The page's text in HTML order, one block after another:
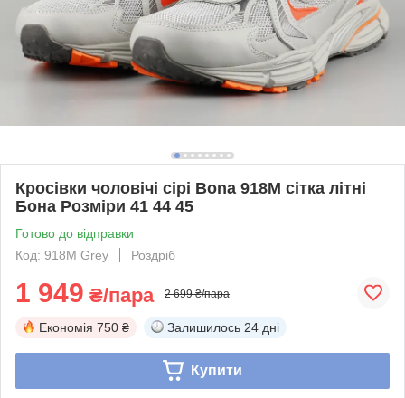
Кросівки чоловічі сірі Bona 918M сітка літні
Бона Розміри 41 44 45
Готово до відправки
Код: 918M Grey
Роздріб
1 949 ₴/пара 2 699 ₴/пара
Економія 750 ₴ Залишилось 24 дні
Купити